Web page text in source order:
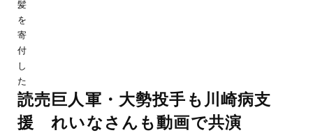
髪
を
寄
付
し
た
読売巨人軍・大勢投手も川崎病支
援 れいなさんも動画で共演